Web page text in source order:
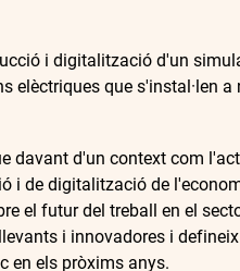
i digitalització d'un
elèctriques que s'instal·len a
davant d'un context com
i de digitalització de
el futur del treball en el
i innovadores i
en els pròxims anys.